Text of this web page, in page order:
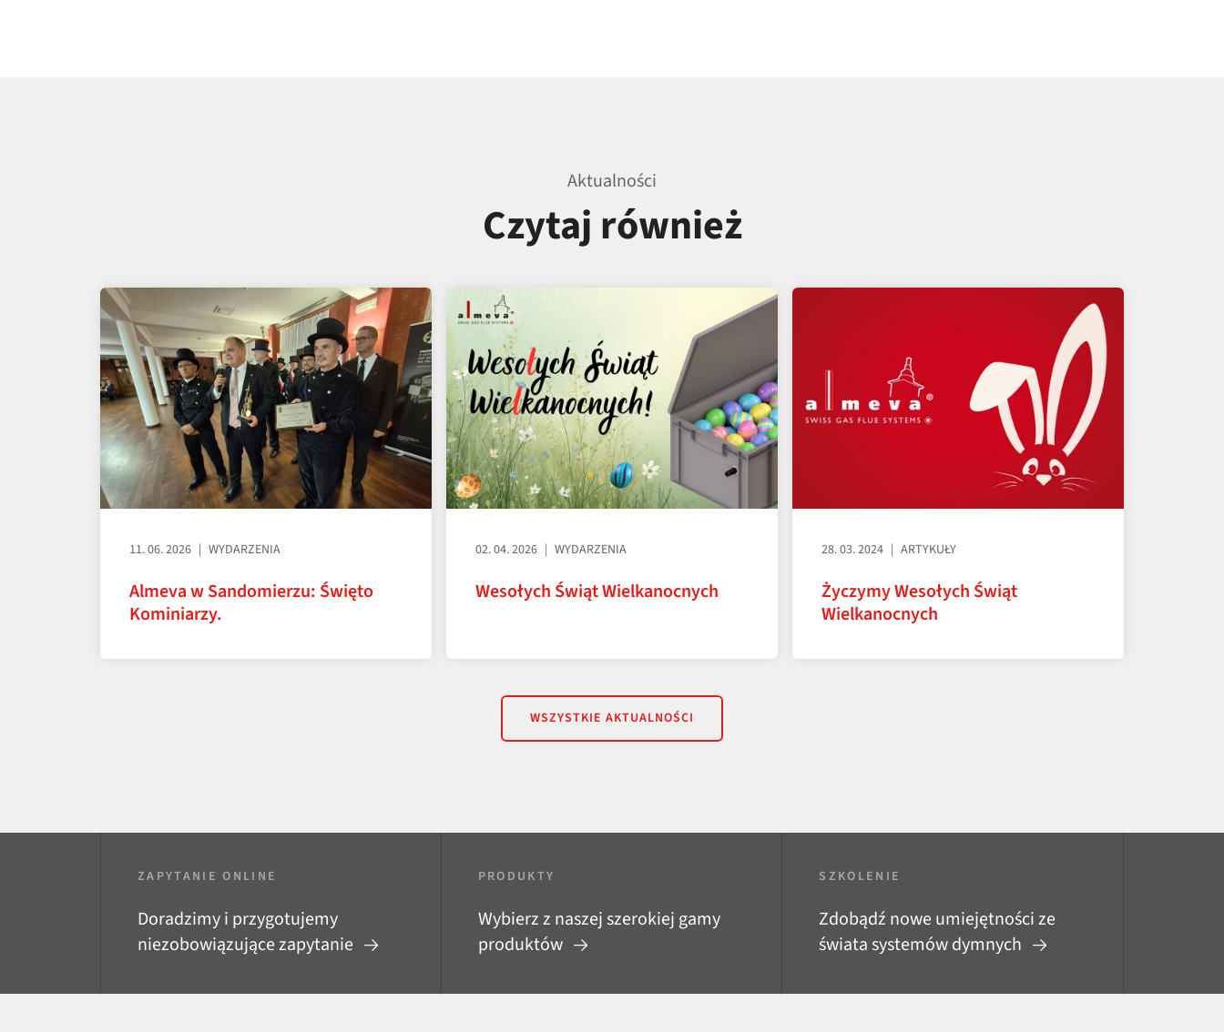
Aktualności
Czytaj również
11. 06. 2026 WYDARZENIA
Almeva w Sandomierzu: Święto
Kominiarzy.
02. 04. 2026 WYDARZENIA
Wesołych Świąt Wielkanocnych
28. 03. 2024 ARTYKUŁY
Życzymy Wesołych Świąt
Wielkanocnych
WSZYSTKIE AKTUALNOŚCI
ZAPYTANIE ONLINE
Doradzimy i przygotujemy
niezobowiązujące zapytanie
PRODUKTY
Wybierz z naszej szerokiej gamy
produktów
SZKOLENIE
Zdobądź nowe umiejętności ze
świata systemów dymnych